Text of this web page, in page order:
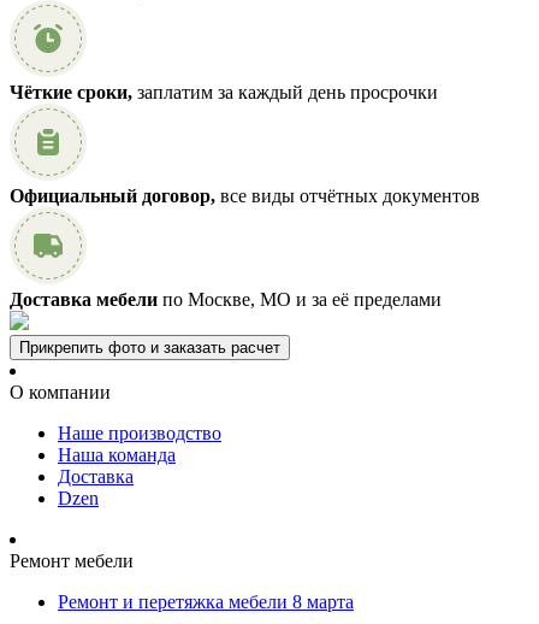
Чёткие сроки, заплатим за каждый день просрочки
Официальный договор, все виды отчётных документов
Доставка мебели по Москве, МО и за её пределами
Прикрепить фото и заказать расчет
О компании
Наше производство
Наша команда
Доставка
Dzen
Ремонт мебели
Ремонт и перетяжка мебели 8 марта